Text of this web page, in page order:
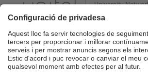
Segueix-nos